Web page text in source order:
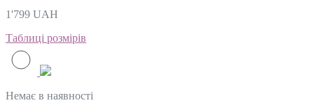
1'799 UAH
Таблиці розмірів
Немає в наявності